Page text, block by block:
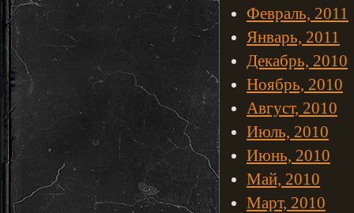
Февраль, 2011
Январь, 2011
Декабрь, 2010
Ноябрь, 2010
Август, 2010
Июль, 2010
Июнь, 2010
Май, 2010
Март, 2010